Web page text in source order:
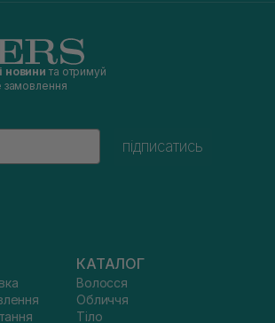
новини та отримуй
замовлення
підписатись
КАТАЛОГ
Волосся
Обличчя
Тіло